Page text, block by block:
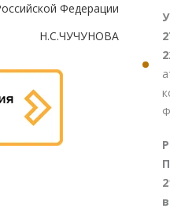
Федерации
Н.С.ЧУЧУНОВА